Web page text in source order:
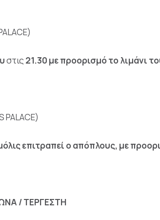
στις 21.30 με προορισμό το λιμάνι
PALACE)
επιτραπεί ο απόπλους, με
/ ΤΕΡΓΕΣΤΗ